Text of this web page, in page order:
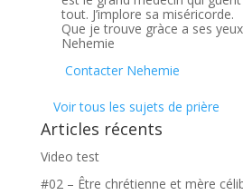
tout. J’implore sa miséricorde.
Que je trouve gràce a ses
Nehemie
Contacter Nehemie
Voir tous les sujets de prière
Articles récents
Video test
#02 – Être chrétienne et mère